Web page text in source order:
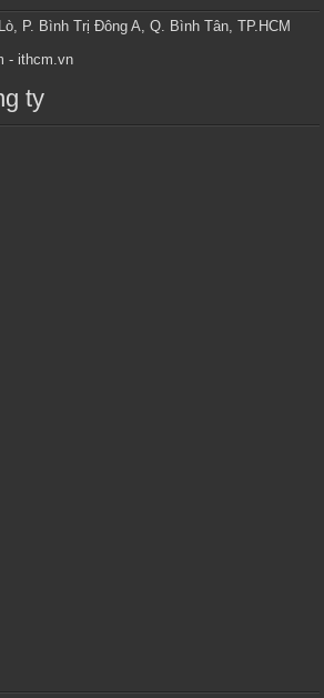
P. Bình Trị Đông A, Q. Bình Tân, TP.HCM
- ithcm.vn
ty